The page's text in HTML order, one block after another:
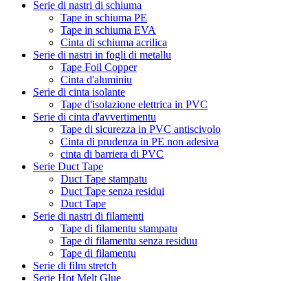
Serie di nastri di schiuma
Tape in schiuma PE
Tape in schiuma EVA
Cinta di schiuma acrilica
Serie di nastri in fogli di metallu
Tape Foil Copper
Cinta d'aluminiu
Serie di cinta isolante
Tape d'isolazione elettrica in PVC
Serie di cinta d'avvertimentu
Tape di sicurezza in PVC antiscivolo
Cinta di prudenza in PE non adesiva
cinta di barriera di PVC
Serie Duct Tape
Duct Tape stampatu
Duct Tape senza residui
Duct Tape
Serie di nastri di filamenti
Tape di filamentu stampatu
Tape di filamentu senza residuu
Tape di filamentu
Serie di film stretch
Serie Hot Melt Glue